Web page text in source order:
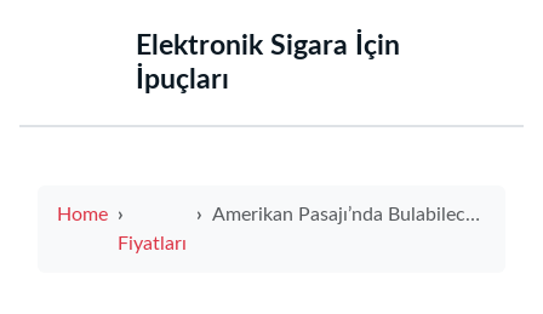
‌Elektronik Sigara İçin
İpuçları‌
Home
Fiyatları
Amerikan Pasajı’nda Bulabileceğiniz En İyi Elektronik Sigara Seçenekleri